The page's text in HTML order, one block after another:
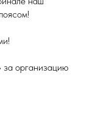
за организацию